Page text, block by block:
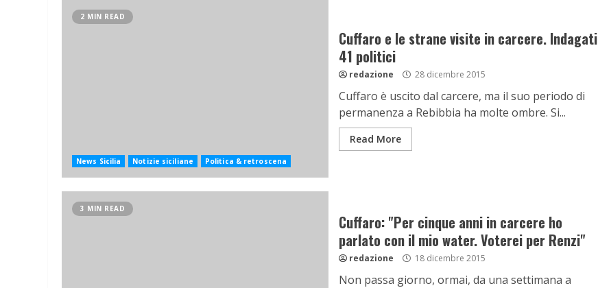
2 MIN READ
News Sicilia Notizie siciliane Politica & retroscena
Cuffaro e le strane visite in carcere. Indagati
41 politici
redazione 28 dicembre 2015
Cuffaro è uscito dal carcere, ma il suo periodo di
permanenza a Rebibbia ha molte ombre. Si...
Read More
3 MIN READ
Cuffaro: "Per cinque anni in carcere ho
parlato con il mio water. Voterei per Renzi"
redazione 18 dicembre 2015
Non passa giorno, ormai, da una settimana a